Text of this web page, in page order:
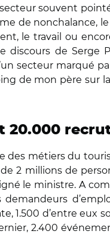
souvent
de nonchalance,
le travail ou
discours de
secteur marqué
de mon père sur
20.000
des métiers du
2 millions de
le ministre. A
demandeurs
1.500 d’entre eux
2.400